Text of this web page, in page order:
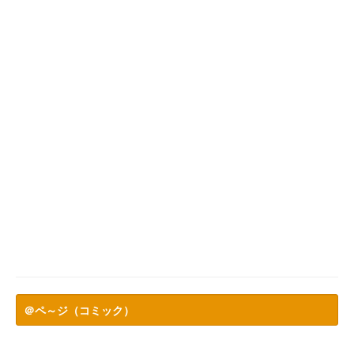
＠ペ～ジ（コミック）